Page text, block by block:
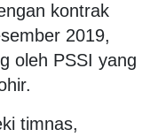
kontrak
2019,
oleh PSSI yang
timnas,